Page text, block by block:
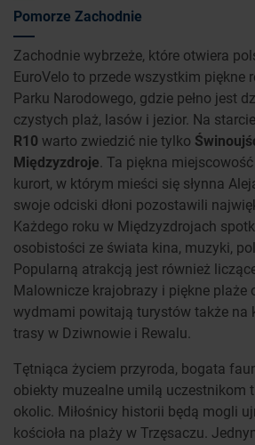
Pomorze Zachodnie
Zachodnie wybrzeże, które otwiera
EuroVelo to przede wszystkim piękne
Parku Narodowego, gdzie pełno jest
czystych plaż, lasów i jezior. Na starcie
R10 warto zwiedzić nie tylko
Międzyzdroje. Ta piękna
kurort, w którym mieści się słynna
swoje odciski dłoni pozostawili
Każdego roku w Międzyzdrojach
osobistości ze świata kina, muzyki,
Popularną atrakcją jest również
Malownicze krajobrazy i piękne plaże
wydmami powitają turystów także na
trasy w Dziwnowie i Rewalu.
Tętniąca życiem przyroda, bogata
obiekty muzealne umilą uczestnikom
okolic. Miłośnicy historii będą mogli
kościoła na plaży w Trzęsaczu.